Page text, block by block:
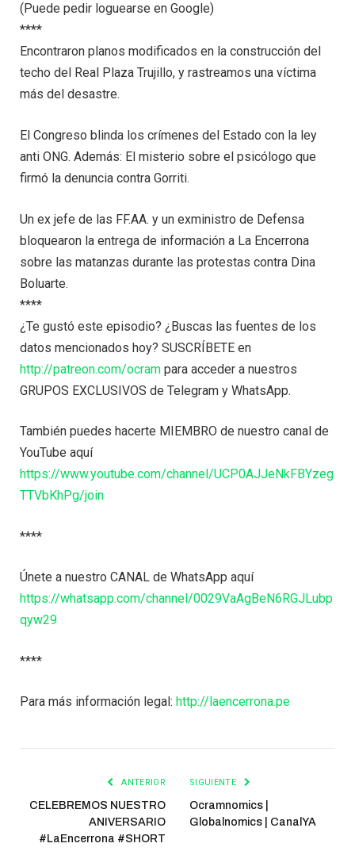
(Puede pedir loguearse en Google)
****
Encontraron planos modificados en la construcción del
techo del Real Plaza Trujillo, y rastreamos una víctima
más del desastre.
El Congreso blinda los crímenes del Estado con la ley
anti ONG. Además: El misterio sobre el psicólogo que
firmó la denuncia contra Gorriti.
Un ex jefe de las FF.AA. y un exministro de Defensa
bloquearon la entrega de información a La Encerrona
sobre las matanzas durante las protestas contra Dina
Boluarte.
****
¿Te gustó este episodio? ¿Buscas las fuentes de los
datos mencionados hoy? SUSCRÍBETE en
http://patreon.com/ocram para acceder a nuestros
GRUPOS EXCLUSIVOS de Telegram y WhatsApp.
También puedes hacerte MIEMBRO de nuestro canal de
YouTube aquí
https://www.youtube.com/channel/UCP0AJJeNkFBYzeg
TTVbKhPg/join
****
Únete a nuestro CANAL de WhatsApp aquí
https://whatsapp.com/channel/0029VaAgBeN6RGJLubp
qyw29
****
Para más información legal: http://laencerrona.pe
ANTERIOR
CELEBREMOS NUESTRO
ANIVERSARIO
#LaEncerrona #SHORT
SIGUIENTE
Ocramnomics |
Globalnomics | CanalYA